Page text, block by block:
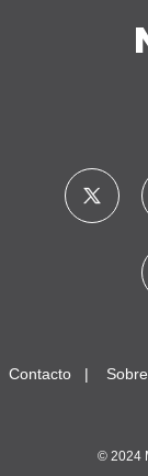
Contacto
© 2024